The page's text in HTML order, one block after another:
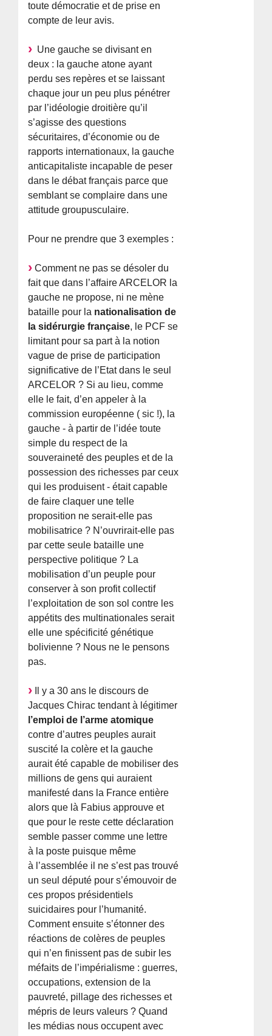
toute démocratie et de prise en
compte de leur avis.
Une gauche se divisant en
deux : la gauche atone ayant
perdu ses repères et se laissant
chaque jour un peu plus pénétrer
par l’idéologie droitière qu’il
s’agisse des questions
sécuritaires, d’économie ou de
rapports internationaux, la gauche
anticapitaliste incapable de peser
dans le débat français parce que
semblant se complaire dans une
attitude groupusculaire.
Pour ne prendre que 3 exemples :
Comment ne pas se désoler du
fait que dans l’affaire ARCELOR la
gauche ne propose, ni ne mène
bataille pour la nationalisation de
la sidérurgie française, le PCF se
limitant pour sa part à la notion
vague de prise de participation
significative de l’Etat dans le seul
ARCELOR ? Si au lieu, comme
elle le fait, d’en appeler à la
commission européenne ( sic !), la
gauche - à partir de l’idée toute
simple du respect de la
souveraineté des peuples et de la
possession des richesses par ceux
qui les produisent - était capable
de faire claquer une telle
proposition ne serait-elle pas
mobilisatrice ? N’ouvrirait-elle pas
par cette seule bataille une
perspective politique ? La
mobilisation d’un peuple pour
conserver à son profit collectif
l’exploitation de son sol contre les
appétits des multinationales serait
elle une spécificité génétique
bolivienne ? Nous ne le pensons
pas.
Il y a 30 ans le discours de
Jacques Chirac tendant à légitimer
l’emploi de l’arme atomique
contre d’autres peuples aurait
suscité la colère et la gauche
aurait été capable de mobiliser des
millions de gens qui auraient
manifesté dans la France entière
alors que là Fabius approuve et
que pour le reste cette déclaration
semble passer comme une lettre
à la poste puisque même
à l’assemblée il ne s’est pas trouvé
un seul député pour s’émouvoir de
ces propos présidentiels
suicidaires pour l’humanité.
Comment ensuite s’étonner des
réactions de colères de peuples
qui n’en finissent pas de subir les
méfaits de l’impérialisme : guerres,
occupations, extension de la
pauvreté, pillage des richesses et
mépris de leurs valeurs ? Quand
les médias nous occupent avec